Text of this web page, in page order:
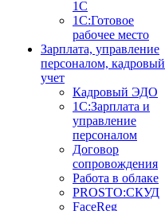
1С
1C:Готовое
рабочее место
Зарплата, управление
персоналом, кадровый
учет
Кадровый ЭДО
1С:Зарплата и
управление
персоналом
Договор
сопровождения
Работа в облаке
PROSTO:СКУД
FaceReg